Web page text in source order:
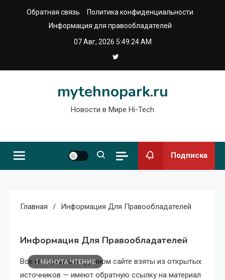
Обратная связь
Политика конфиденциальности
Информация для правообладателей
07 Авг, 2026 5:49:24 AM
mytehnopark.ru
Новости в Мире Hi-Tech
Подписка
Главная Информация Для Правообладателей
Информация Для Правообладателей
1 МИНУТА ЧТЕНИЕ
Все материалы на данном сайте взяты из открытых
источников — имеют обратную ссылку на материал